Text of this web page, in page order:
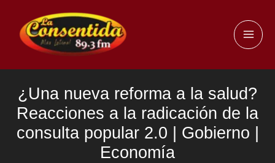
contenido
¿Una nueva reforma a la salud?
Reacciones a la radicación de la
consulta popular 2.0 | Gobierno |
Economía